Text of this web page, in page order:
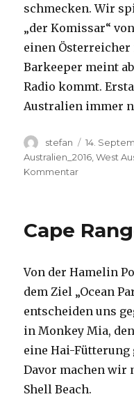
schmecken. Wir
„der Komissar“
einen Österreicher
Barkeeper meint
Radio kommt.
Australien immer
Autor
stefan
am
14.
Australien_2016 ,West
Kommentarzu
Cape
Von der Hamelin
dem Ziel „Ocean
entscheiden uns
in Monkey Mia,
eine Hai-Fütterung
Davor machen wir
Shell Beach.